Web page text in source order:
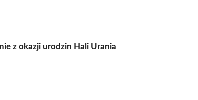
z okazji urodzin Hali Urania